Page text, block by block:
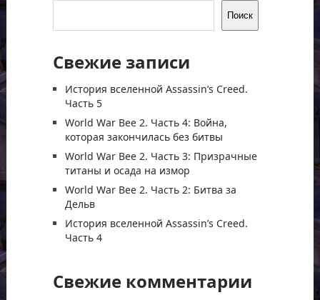
Поиск
Свежие записи
История вселенной Assassin’s Creed.
Часть 5
World War Bee 2. Часть 4: Война,
которая закончилась без битвы
World War Bee 2. Часть 3: Призрачные
титаны и осада на измор
World War Bee 2. Часть 2: Битва за
Дельв
История вселенной Assassin’s Creed.
Часть 4
Свежие комментарии